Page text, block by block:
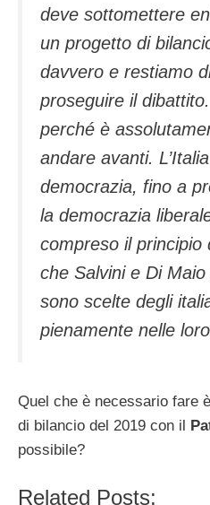
deve sottomettere
un progetto di
davvero e restiamo
proseguire il
perché è
andare avanti.
democrazia, fino a
la democrazia
compreso il principio
che Salvini e Di
sono scelte degli
pienamente nelle
Quel che è necessario fare
di bilancio del 2019 con il
possibile?
Related Posts: